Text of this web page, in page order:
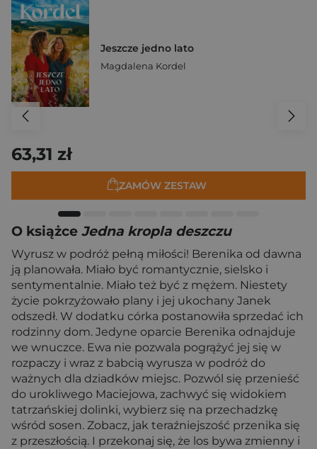
Jeszcze jedno lato
Magdalena Kordel
63,31 zł
ZAMÓW ZESTAW
O książce Jedna kropla deszczu
Wyrusz w podróż pełną miłości! Berenika od dawna
ją planowała. Miało być romantycznie, sielsko i
sentymentalnie. Miało też być z mężem. Niestety
życie pokrzyżowało plany i jej ukochany Janek
odszedł. W dodatku córka postanowiła sprzedać ich
rodzinny dom. Jedyne oparcie Berenika odnajduje
we wnuczce. Ewa nie pozwala pogrążyć jej się w
rozpaczy i wraz z babcią wyrusza w podróż do
ważnych dla dziadków miejsc. Pozwól się przenieść
do urokliwego Maciejowa, zachwyć się widokiem
tatrzańskiej dolinki, wybierz się na przechadzkę
wśród sosen. Zobacz, jak teraźniejszość przenika się
z przeszłością. I przekonaj się, że los bywa zmienny i